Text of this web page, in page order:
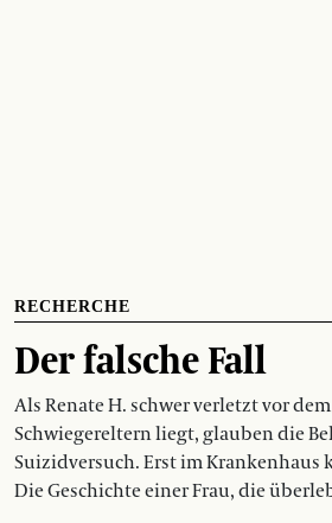
RECHERCHE
Der falsche Fall
Als Renate H. schwer verletzt vor
Schwiegereltern liegt, glauben die
Suizidversuch. Erst im Krankenhaus
Die Geschichte einer Frau, die